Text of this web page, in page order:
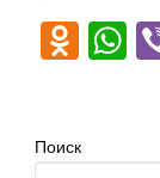
Поиск